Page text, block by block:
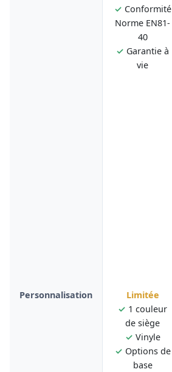
✓ Conformité
Norme EN81-
40
✓ Garantie à
vie
Personnalisation
Limitée
✓ 1 couleur
de siège
✓ Vinyle
✓ Options de
base